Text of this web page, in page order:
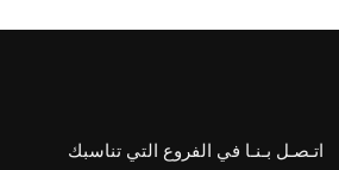
اتـصـل بـنـا في الفروع التي تناسبك